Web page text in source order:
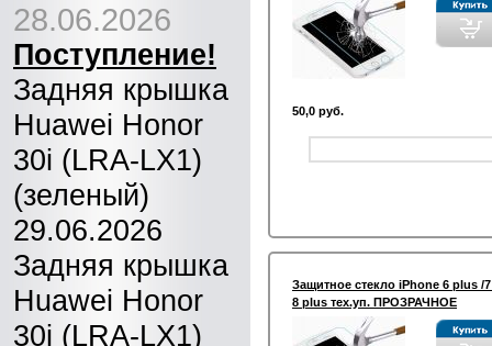
28.06.2026
Поступление!
Задняя крышка
Huawei Honor
30i (LRA-LX1)
(зеленый)
29.06.2026
Задняя крышка
Huawei Honor
30i (LRA-LX1)
50,0 руб.
Защитное стекло iPhone 6 plus /
8 plus тех.уп. ПРОЗРАЧНОЕ